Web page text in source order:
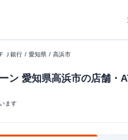
Ｊ銀行 愛知県 高浜市
ン 愛知県高浜市の店舗・
ます